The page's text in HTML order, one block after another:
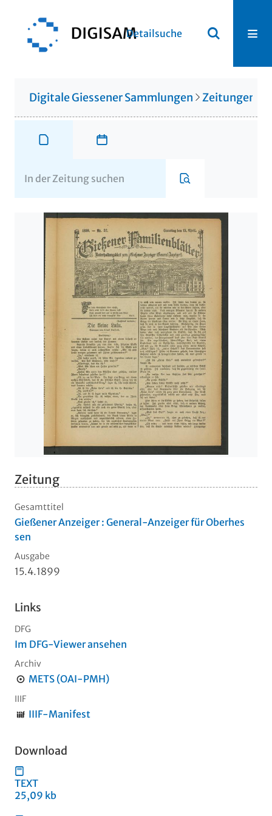
Detailsuche
Digitale Giessener Sammlungen Zeitungen
Zeitung
Gesamttitel
Gießener Anzeiger : General-Anzeiger für Oberhes
sen
Ausgabe
15.4.1899
Links
DFG
Im DFG-Viewer ansehen
Archiv
METS (OAI-PMH)
IIIF
IIIF-Manifest
Download
TEXT
25,09 kb